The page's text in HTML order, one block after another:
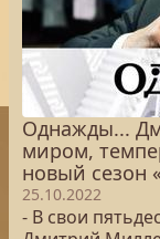
Однажды...
миром,
новый сезон
25.10.2022
- В свои